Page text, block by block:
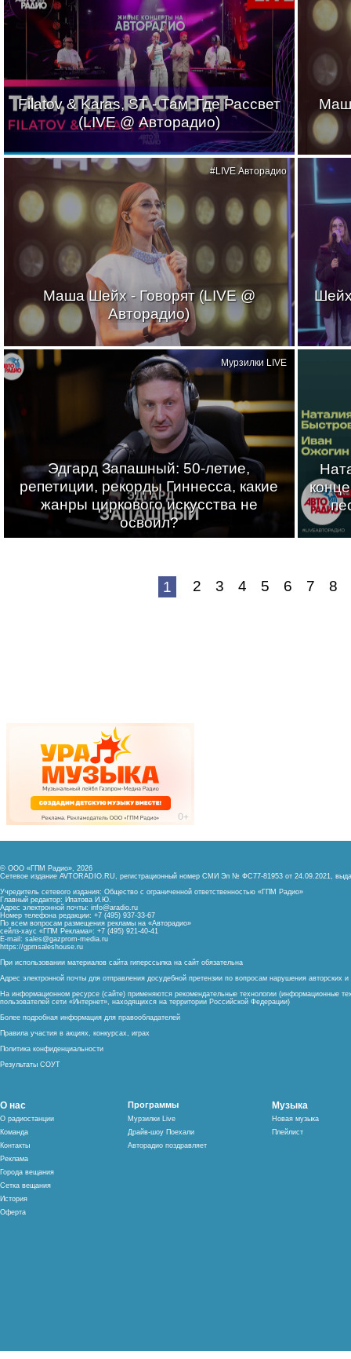
Filatov & Karas, ST - Там, Где Рассвет
(LIVE @ Авторадио)
Маша Шейх - Говорят (LIVE @
Авторадио)
#LIVE Авторадио
Эдгард Запашный: 50-летие,
репетиции, рекорды Гиннесса, какие
жанры циркового искусства не
освоил?
Мурзилки LIVE
1 2 3 4 5 6 7 8
© ООО «ГПМ Радио», 2026
Сетевое издание AVTORADIO.RU, регистрационный номер СМИ Эл № ФС77-81953 от 24.09.2021,
Учредитель сетевого издания: Общество с ограниченной ответственностью «ГПМ Радио»
Главный редактор: Ипатова И.Ю.
Адрес электронной почты: info@aradio.ru
Номер телефона редакции: +7 (495) 937-33-67
По всем вопросам размещения рекламы на «Авторадио»
сейлз-хаус «ГПМ Реклама»: +7 (495) 921-40-41
E-mail: sales@gazprom-media.ru
https://gpmsaleshouse.ru
При использовании материалов сайта гиперссылка на сайт обязательна
Адрес электронной почты для отправления досудебной претензии по вопросам нарушения авторских
На информационном ресурсе (сайте) применяются рекомендательные технологии (информационные
пользователей сети «Интернет», находящихся на территории Российской Федерации)
Более подробная информация для правообладателей
Правила участия в акциях, конкурсах, играх
Политика конфиденциальности
Результаты СОУТ
О нас
О радиостанции
Команда
Контакты
Реклама
Города вещания
Сетка вещания
История
Оферта
Программы
Мурзилки Live
Драйв-шоу Поехали
Авторадио поздравляет
Музыка
Новая музыка
Плейлист